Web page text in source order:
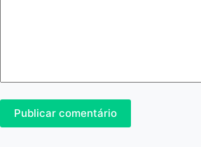
Publicar comentário